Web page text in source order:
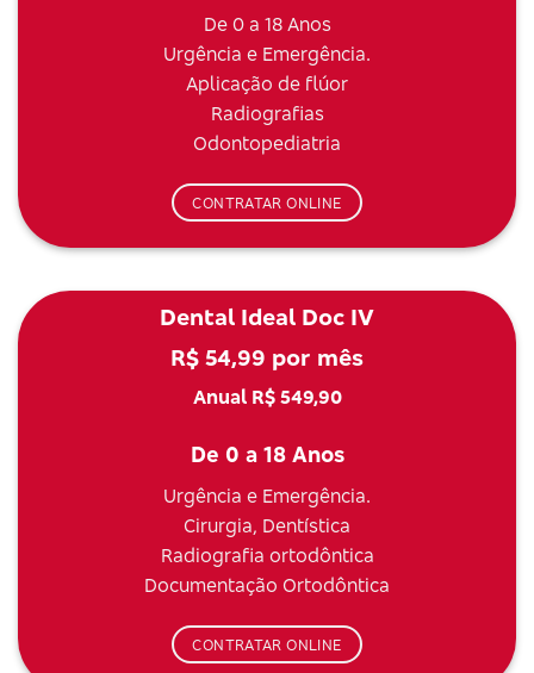
De 0 a 18 Anos
Urgência e Emergência.
Aplicação de flúor
Radiografias
Odontopediatria
CONTRATAR ONLINE
Dental Ideal Doc IV
R$ 54,99 por mês
Anual R$ 549,90
De 0 a 18 Anos
Urgência e Emergência.
Cirurgia, Dentística
Radiografia ortodôntica
Documentação Ortodôntica
CONTRATAR ONLINE